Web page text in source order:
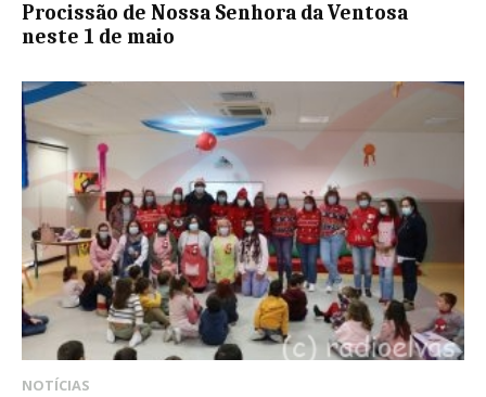
Procissão de Nossa Senhora da Ventosa
neste 1 de maio
NOTÍCIAS